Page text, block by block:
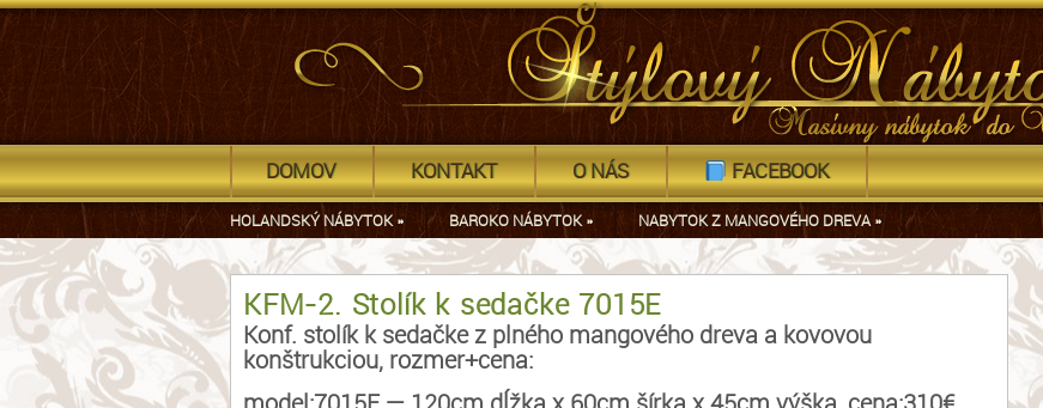
DOMOV KONTAKT O NÁS FACEBOOK
HOLANDSKÝ NÁBYTOK» BAROKO NÁBYTOK» NABYTOK Z MANGOVÉHO DREVA»
KFM-2. Stolík k sedačke 7015E
Konf. stolík k sedačke z plného mangového dreva a kovovou
konštrukciou, rozmer+cena: